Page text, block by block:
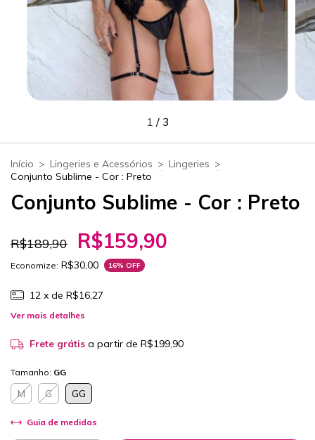
1 / 3
Início > Lingeries e Acessórios > Lingeries >
Conjunto Sublime - Cor : Preto
Conjunto Sublime - Cor : Preto
R$189,90 R$159,90
Economize: R$30,00 16% OFF
12 x de R$16,27
Ver mais detalhes
Frete grátis a partir de R$199,90
Tamanho: GG
M G GG
Guia de medidas